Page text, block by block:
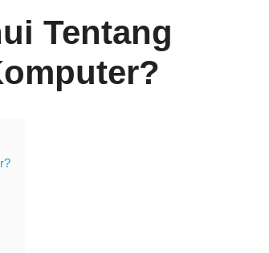
Tentang